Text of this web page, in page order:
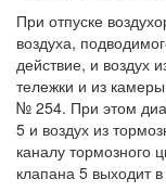
При отпуске
воздуха,
действие, и воздух
тележки и из
№ 254. При этом
5 и воздух из
каналу тормозного
клапана 5 выходит